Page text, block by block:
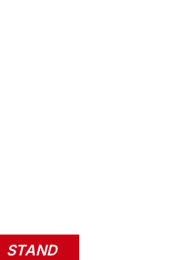
STAND